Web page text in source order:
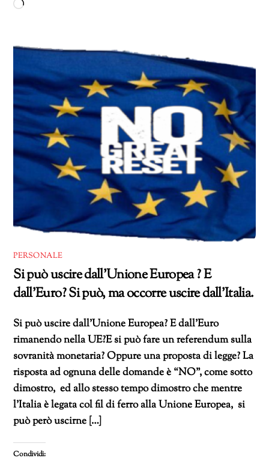
Caricamento
PERSONALE
Si può uscire dall’Unione Europea ? E
dall’Euro? Si può, ma occorre uscire dall’Italia.
Si può uscire dall’Unione Europea? E dall’Euro
rimanendo nella UE?E si può fare un referendum sulla
sovranità monetaria? Oppure una proposta di legge? La
risposta ad ognuna delle domande è “NO”, come sotto
dimostro, ed allo stesso tempo dimostro che mentre
l’Italia è legata col fil di ferro alla Unione Europea, si
può però uscirne […]
Condividi: